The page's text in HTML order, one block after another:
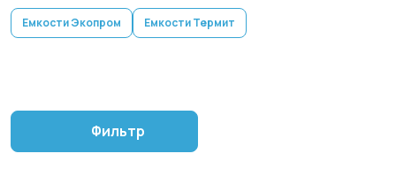
Емкости Экопром Емкости Термит
Фильтр